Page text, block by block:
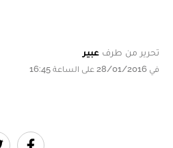
تحرير من طرف عبير
في 28/01/2016 على الساعة 16:45